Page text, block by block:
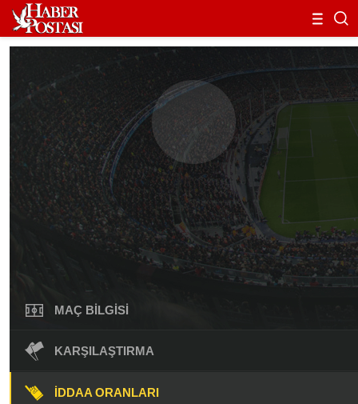
MAÇ BILGISI
KARŞILAŞTIRMA
İDDAA ORANLARI